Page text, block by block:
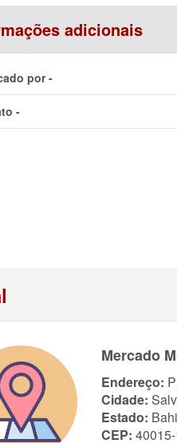
adicionais
por -
-
Mercado
Endereço:
Cidade:
Estado:
CEP: